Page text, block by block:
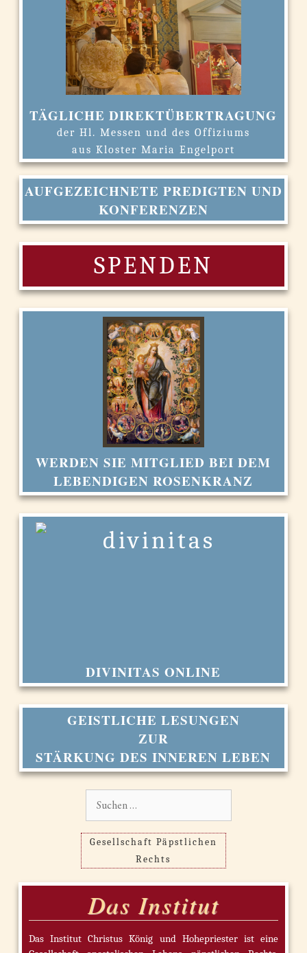
TÄGLICHE DIREKTÜBERTRAGUNG
der Hl. Messen und des Offiziums
aus Kloster Maria Engelport
AUFGEZEICHNETE PREDIGTEN UND
KONFERENZEN
SPENDEN
WERDEN SIE MITGLIED BEI DEM
LEBENDIGEN ROSENKRANZ
DIVINITAS ONLINE
GEISTLICHE LESUNGEN
ZUR
STÄRKUNG DES INNEREN LEBEN
Gesellschaft Päpstlichen
Rechts
Das Institut
Das Institut Christus König und Hohepriester ist eine